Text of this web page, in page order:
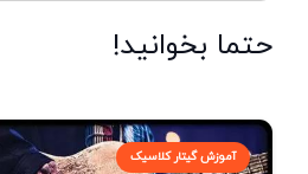
حتما بخوانید!
آموزش گیتار کلاسیک